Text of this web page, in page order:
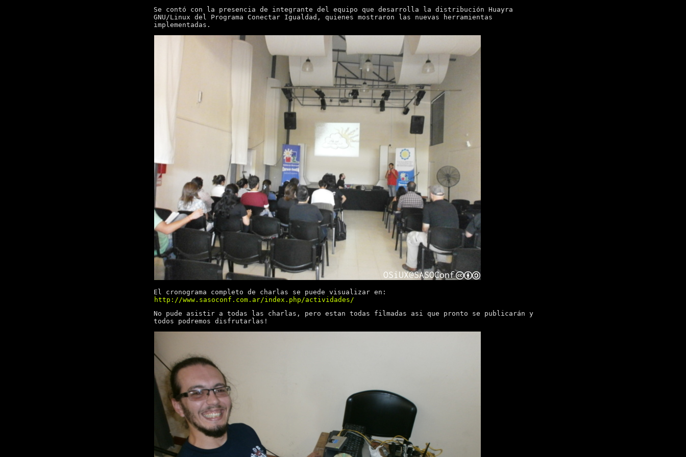
Se contó con la presencia de integrante del equipo que desarrolla la distribución Huayra
GNU/Linux del Programa Conectar Igualdad, quienes mostraron las nuevas herramientas
implementadas.
El cronograma completo de charlas se puede visualizar en:
http://www.sasoconf.com.ar/index.php/actividades/
No pude asistir a todas las charlas, pero estan todas filmadas asi que pronto se publicarán y
todos podremos disfrutarlas!